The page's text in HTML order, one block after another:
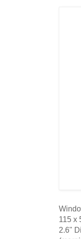
115 x
2.6"